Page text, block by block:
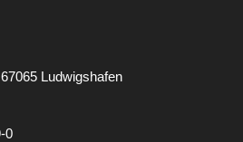
Ludwigshafen
0